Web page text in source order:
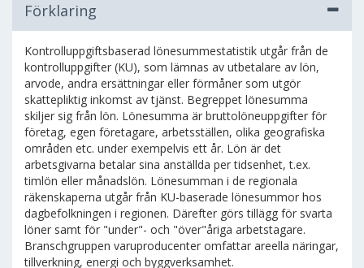
Förklaring
Kontrolluppgiftsbaserad lönesummestatistik utgår från de
kontrolluppgifter (KU), som lämnas av utbetalare av lön,
arvode, andra ersättningar eller förmåner som utgör
skattepliktig inkomst av tjänst. Begreppet lönesumma
skiljer sig från lön. Lönesumma är bruttolöneuppgifter för
företag, egen företagare, arbetsställen, olika geografiska
områden etc. under exempelvis ett år. Lön är det
arbetsgivarna betalar sina anställda per tidsenhet, t.ex.
timlön eller månadslön. Lönesumman i de regionala
räkenskaperna utgår från KU-baserade lönesummor hos
dagbefolkningen i regionen. Därefter görs tillägg för svarta
löner samt för "under"- och "över"åriga arbetstagare.
Branschgruppen varuproducenter omfattar areella näringar,
tillverkning, energi och byggverksamhet.